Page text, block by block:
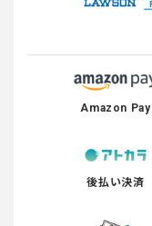
Amazon Pay
後払い決済